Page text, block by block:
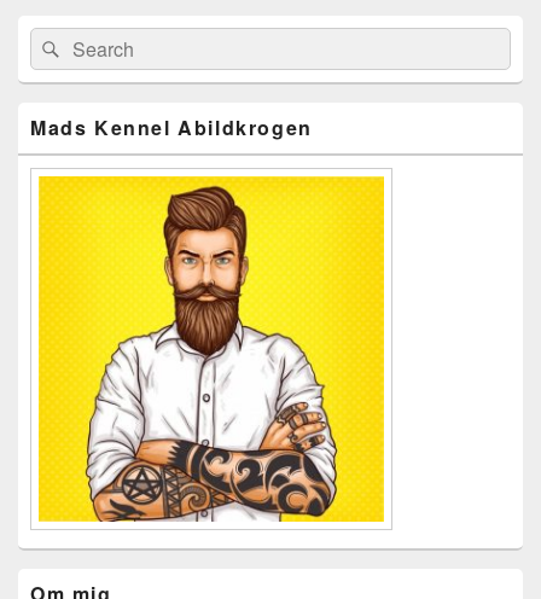
Primary
Sidebar
Widget
Area
Search
for:
Søg
Mads Kennel Abildkrogen